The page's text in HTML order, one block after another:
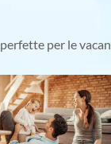
per le